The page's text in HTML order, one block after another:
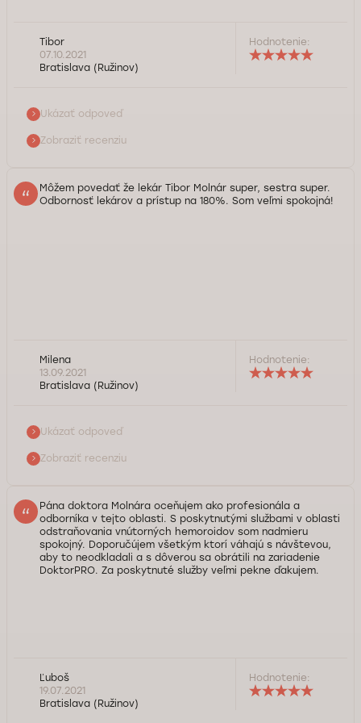
pozitívnu spätnú väzbu ohľadom práce nášho tímu. Prajeme
Vám pevné zdravie. Tím DoktorPRO*
Tibor
07.10.2021
Bratislava (Ružinov)
Hodnotenie:
Ukázať odpoveď
Zobraziť recenziu
Môžem povedať že lekár Tibor Molnár super, sestra super.
Odbornosť lekárov a prístup na 180%. Som veľmi spokojná!
ohľadom návštevy medicínskeho centra DoktorPRO. Náš
tím robí všetko pre to, aby Vaša návšteva u lekára bola
Milena
13.09.2021
Bratislava (Ružinov)
Hodnotenie:
Ukázať odpoveď
Zobraziť recenziu
Pána doktora Molnára oceňujem ako profesionála a
odborníka v tejto oblasti. S poskytnutými službami v oblasti
odstraňovania vnútorných hemoroidov som nadmieru
spokojný. Doporučújem všetkým ktorí váhajú s návštevou,
aby to neodkladali a s dôverou sa obrátili na zariadenie
DoktorPRO. Za poskytnuté služby veľmi pekne ďakujem.
ohodnotenie našej kliniky, služieb, ktoré ponúkame a nášho
odborníka. Lekár Tibor Molnár je skutočne špičkovým
Ľuboš
19.07.2021
Bratislava (Ružinov)
Hodnotenie: